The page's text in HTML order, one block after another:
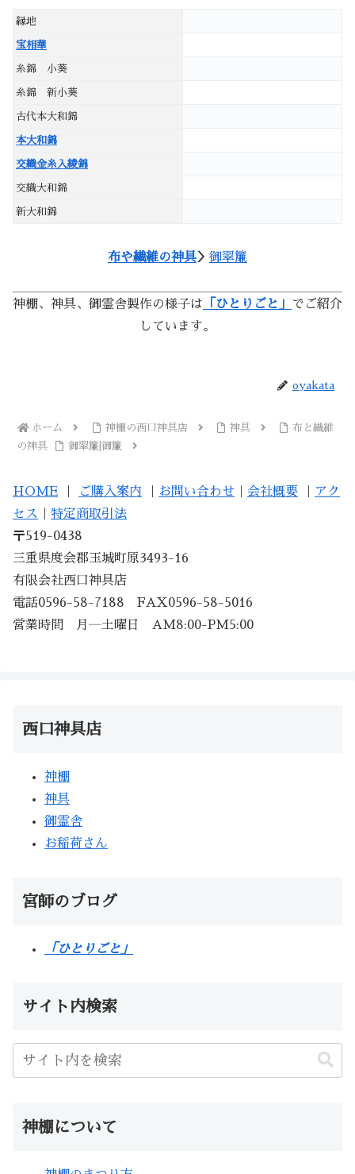
縁地
宝相華
糸錦 小葵
糸錦 新小葵
古代本大和錦
本大和錦
交織金糸入綾錦
交織大和錦
新大和錦
布や繊維の神具＞ 御翠簾
神棚、神具、御霊舎製作の様子は 「ひとりごと」 でご紹介
しています。
oyakata
ホーム 神棚の西口神具店 神具
布と繊維
の神具
御翠簾|御簾
HOME ご購入案内 お問い合わせ 会社概要
アク
セス
特定商取引法
〒519-0438
三重県度会郡玉城町原3493-16
有限会社西口神具店
電話0596-58-7188 FAX0596-58-5016
営業時間 月―土曜日 AM8:00-PM5:00
西口神具店
神棚
神具
御霊舎
お稲荷さん
宮師のブログ
「ひとりごと」
サイト内検索
神棚について